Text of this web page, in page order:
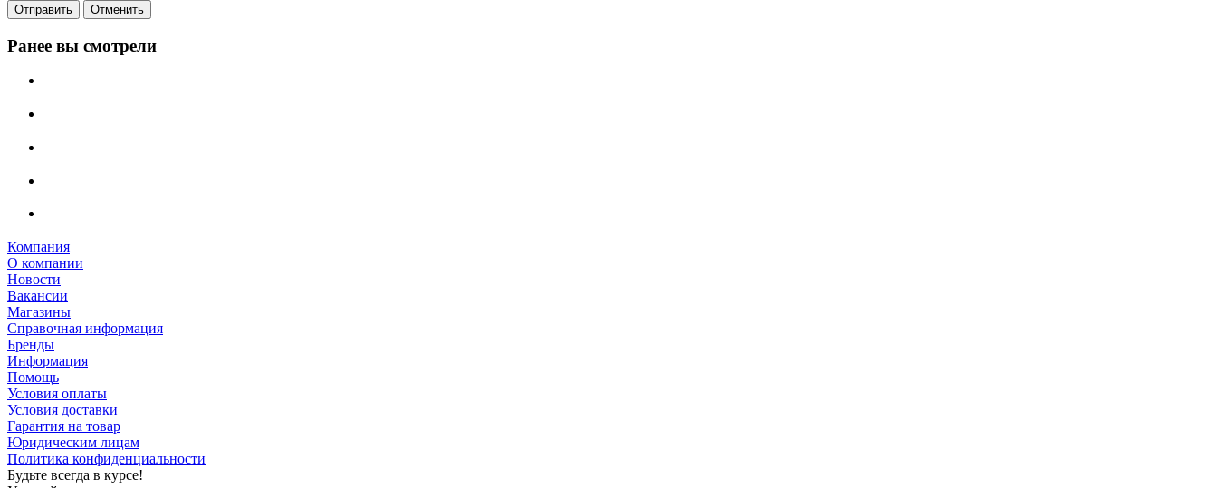
Отправить Отменить
Ранее вы смотрели
Компания
О компании
Новости
Вакансии
Магазины
Справочная информация
Бренды
Информация
Помощь
Условия оплаты
Условия доставки
Гарантия на товар
Юридическим лицам
Политика конфиденциальности
Будьте всегда в курсе!